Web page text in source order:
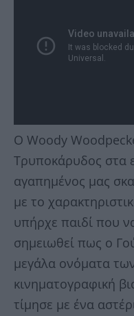
Ο Woody
Τρυποκάρυδος στα
αγαπημένος μας
με το
υπήρχε παιδί που
σημειωθεί πως ο
μεγάλα ονόματα
κινηματογραφική
τίμησε με ένα